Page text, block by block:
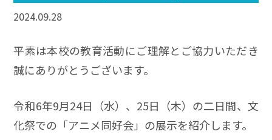
2024.09.28
平素は本校の教育活動にご理解とご協力いただき
誠にありがとうございます。
令和6年9月24日（水）、25日（木）の二日間、文
化祭での「アニメ同好会」の展示を紹介します。